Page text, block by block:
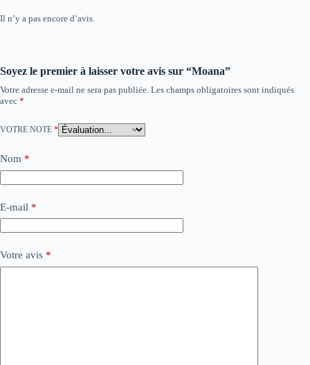
Il n’y a pas encore d’avis.
Soyez le premier à laisser votre avis sur “Moana”
Votre adresse e-mail ne sera pas publiée. Les champs obligatoires sont indiqués
avec *
VOTRE NOTE *
Nom *
E-mail *
Votre avis *